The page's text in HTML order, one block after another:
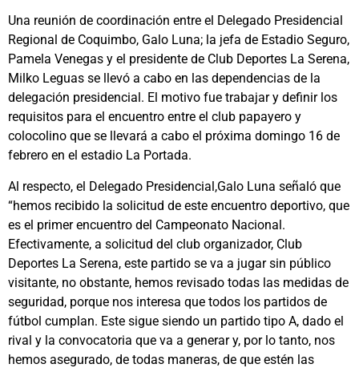
Una reunión de coordinación entre el Delegado Presidencial
Regional de Coquimbo, Galo Luna; la jefa de Estadio Seguro,
Pamela Venegas y el presidente de Club Deportes La Serena,
Milko Leguas se llevó a cabo en las dependencias de la
delegación presidencial. El motivo fue trabajar y definir los
requisitos para el encuentro entre el club papayero y
colocolino que se llevará a cabo el próxima domingo 16 de
febrero en el estadio La Portada.
Al respecto, el Delegado Presidencial,Galo Luna señaló que
“hemos recibido la solicitud de este encuentro deportivo, que
es el primer encuentro del Campeonato Nacional.
Efectivamente, a solicitud del club organizador, Club
Deportes La Serena, este partido se va a jugar sin público
visitante, no obstante, hemos revisado todas las medidas de
seguridad, porque nos interesa que todos los partidos de
fútbol cumplan. Este sigue siendo un partido tipo A, dado el
rival y la convocatoria que va a generar y, por lo tanto, nos
hemos asegurado, de todas maneras, de que estén las